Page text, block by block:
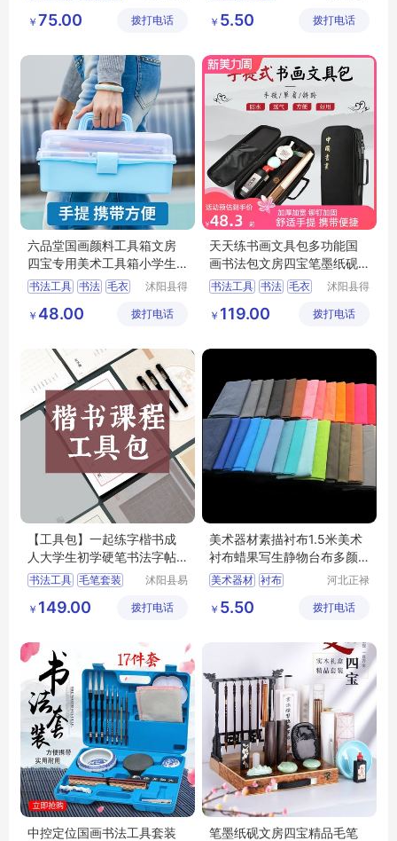
制造有限
￥ 75.00 拨打电话
美术用品
有限公司
￥ 5.50 拨打电话
六品堂国画颜料工具箱文房
四宝专用美术工具箱小学生
多功能可拆卸
书法工具 书法 毛衣
沭阳县得
子商务有
￥ 48.00 拨打电话
天天练书画文具包多功能国
画书法包文房四宝笔墨纸砚
收纳包毛笔初
书法工具 书法 毛衣
沭阳县得
子商务有
￥ 119.00 拨打电话
【工具包】一起练字楷书成
人大学生初学硬笔书法字帖
练字文具套装
书法工具 毛笔套装
沭阳县易
子商务有
￥ 149.00 拨打电话
美术器材素描衬布1.5米美术
衬布蜡果写生静物台布多颜
色可选
美术器材 衬布
教学设备
河北正禄
制造有限
￥ 5.50 拨打电话
中控定位国画书法工具套装
笔墨纸砚文房四宝精品毛笔